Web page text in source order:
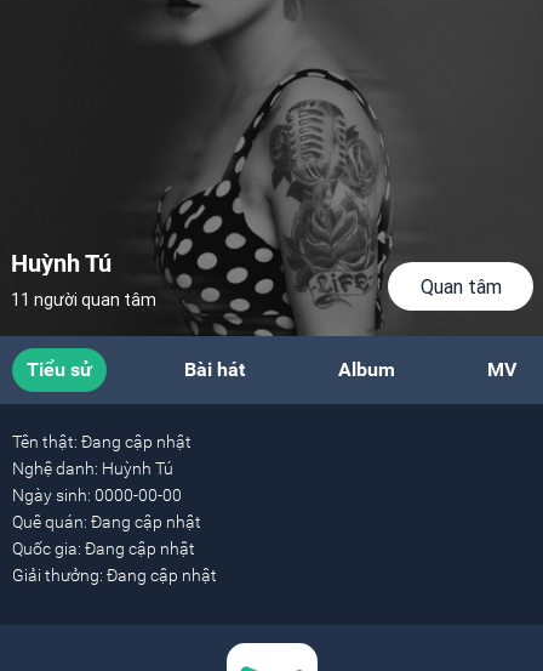
Huỳnh Tú
11 người quan tâm
Quan tâm
Tiểu sử Bài hát Album MV
Tên thật: Đang cập nhật
Nghệ danh: Huỳnh Tú
Ngày sinh: 0000-00-00
Quê quán: Đang cập nhật
Quốc gia: Đang cập nhật
Giải thưởng: Đang cập nhật